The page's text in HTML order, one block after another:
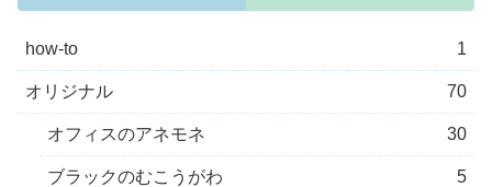
how-to 1
オリジナル 70
オフィスのアネモネ 30
ブラックのむこうがわ 5